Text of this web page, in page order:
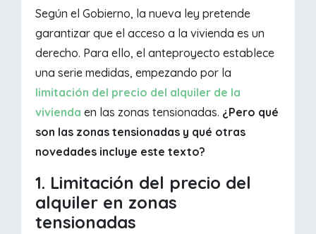
Según el Gobierno, la nueva ley pretende
garantizar que el acceso a la vivienda es un
derecho. Para ello, el anteproyecto establece
una serie medidas, empezando por la
limitación del precio del alquiler de la
vivienda en las zonas tensionadas. ¿Pero qué
son las zonas tensionadas y qué otras
novedades incluye este texto?
1. Limitación del precio del
alquiler en zonas
tensionadas